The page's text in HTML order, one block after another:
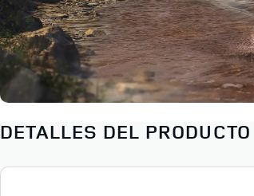
DETALLES DEL PRODUCTO